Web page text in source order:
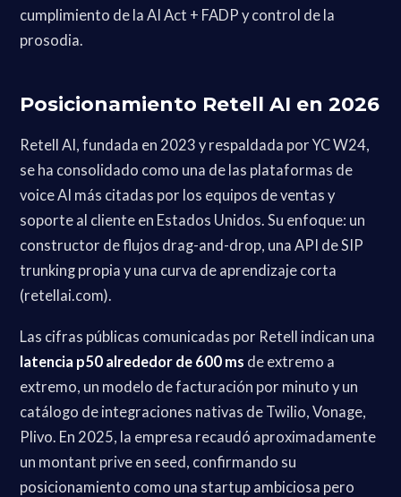
cumplimiento de la AI Act + FADP y control de la
prosodia.
Posicionamiento Retell AI en 2026
Retell AI, fundada en 2023 y respaldada por YC W24,
se ha consolidado como una de las plataformas de
voice AI más citadas por los equipos de ventas y
soporte al cliente en Estados Unidos. Su enfoque: un
constructor de flujos drag-and-drop, una API de SIP
trunking propia y una curva de aprendizaje corta
(retellai.com).
Las cifras públicas comunicadas por Retell indican una
latencia p50 alrededor de 600 ms de extremo a
extremo, un modelo de facturación por minuto y un
catálogo de integraciones nativas de Twilio, Vonage,
Plivo. En 2025, la empresa recaudó aproximadamente
un montant prive en seed, confirmando su
posicionamiento como una startup ambiciosa pero